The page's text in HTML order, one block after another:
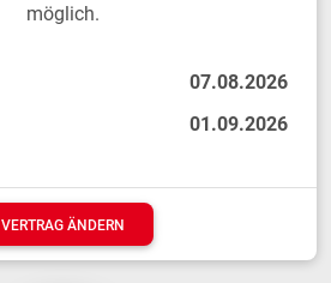
möglich.
07.08.2026
01.09.2026
VERTRAG ÄNDERN